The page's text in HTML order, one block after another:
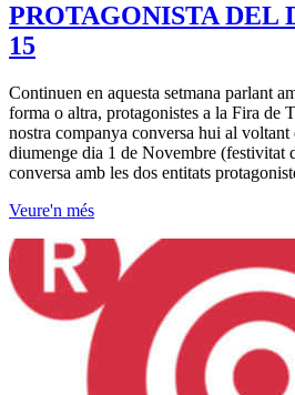
PROTAGONISTA DEL
15
Continuen en aquesta setmana parlant
forma o altra, protagonistes a la Fira de
nostra companya conversa hui al voltant
diumenge dia 1 de Novembre (festivitat
conversa amb les dos entitats
Veure'n més